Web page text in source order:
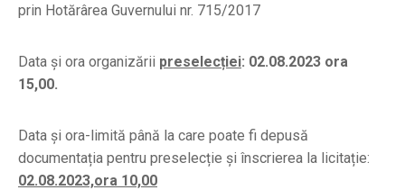
prin Hotărârea Guvernului nr. 715/2017
Data și ora organizării preselecției: 02.08.2023 ora
15,00.
Data și ora-limită până la care poate fi depusă
documentația pentru preselecție și înscrierea la licitație:
02.08.2023,ora 10,00